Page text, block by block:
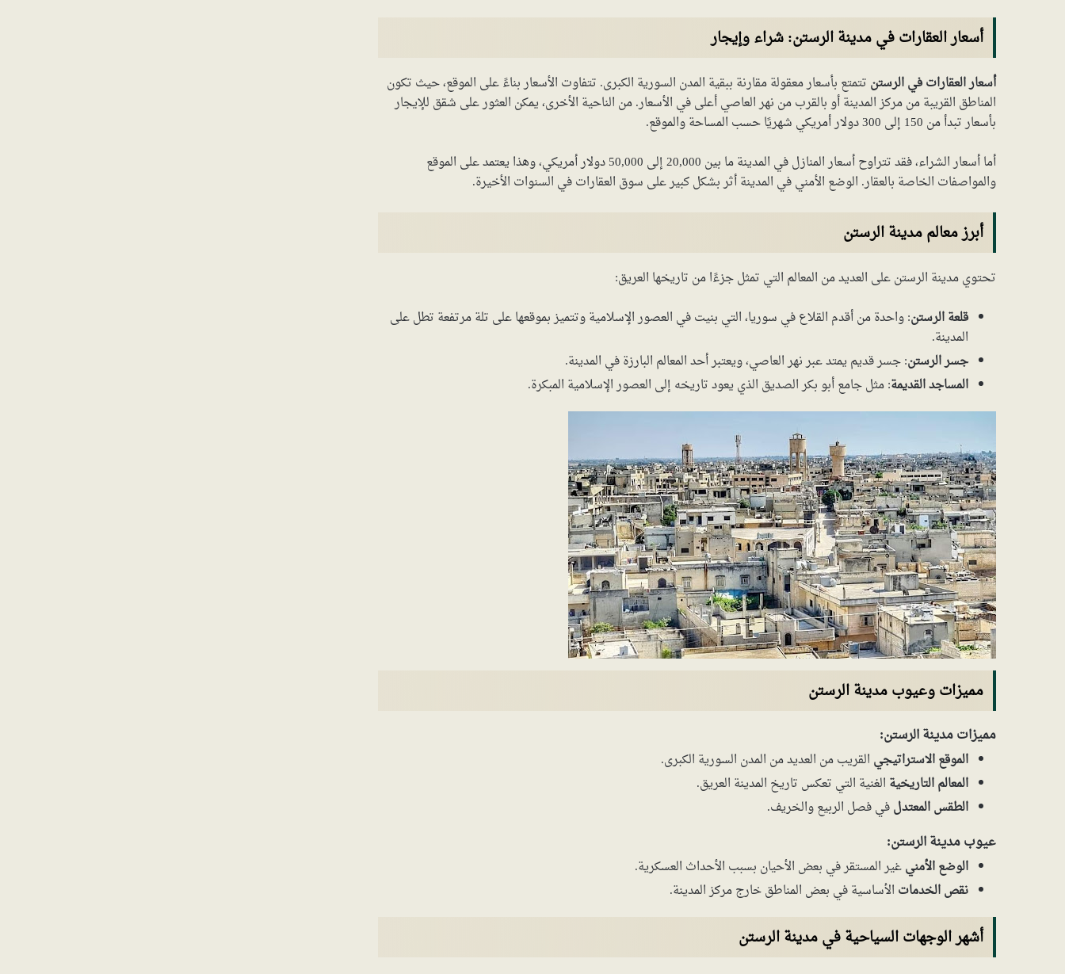
أسعار العقارات في مدينة الرستن: شراء وإيجار
أسعار العقارات في الرستن تتمتع بأسعار معقولة مقارنة ببقية المدن السورية الكبرى. تتفاوت الأسعار بناءً على الموقع، حيث تكون
المناطق القريبة من مركز المدينة أو بالقرب من نهر العاصي أعلى في الأسعار. من الناحية الأخرى، يمكن العثور على شقق للإيجار
بأسعار تبدأ من 150 إلى 300 دولار أمريكي شهريًا حسب المساحة والموقع.
أما أسعار الشراء، فقد تتراوح أسعار المنازل في المدينة ما بين 20,000 إلى 50,000 دولار أمريكي، وهذا يعتمد على الموقع
والمواصفات الخاصة بالعقار. الوضع الأمني في المدينة أثر بشكل كبير على سوق العقارات في السنوات الأخيرة.
أبرز معالم مدينة الرستن
تحتوي مدينة الرستن على العديد من المعالم التي تمثل جزءًا من تاريخها العريق:
قلعة الرستن: واحدة من أقدم القلاع في سوريا، التي بنيت في العصور الإسلامية وتتميز بموقعها على تلة مرتفعة تطل على
المدينة.
جسر الرستن: جسر قديم يمتد عبر نهر العاصي، ويعتبر أحد المعالم البارزة في المدينة.
المساجد القديمة: مثل جامع أبو بكر الصديق الذي يعود تاريخه إلى العصور الإسلامية المبكرة.
مميزات وعيوب مدينة الرستن
مميزات مدينة الرستن:
الموقع الاستراتيجي القريب من العديد من المدن السورية الكبرى.
المعالم التاريخية الغنية التي تعكس تاريخ المدينة العريق.
الطقس المعتدلفي فصل الربيع والخريف.
عيوب مدينة الرستن:
الوضع الأمنيغير المستقر في بعض الأحيان بسبب الأحداث العسكرية.
نقص الخدمات الأساسية في بعض المناطق خارج مركز المدينة.
أشهر الوجهات السياحية في مدينة الرستن